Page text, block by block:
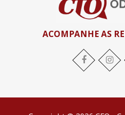
ACOMPANHE AS
Facebook Instagram